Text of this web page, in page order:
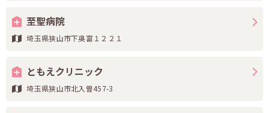
至聖病院
埼玉県狭山市下奥富１２２１
ともえクリニック
埼玉県狭山市北入曽457-3